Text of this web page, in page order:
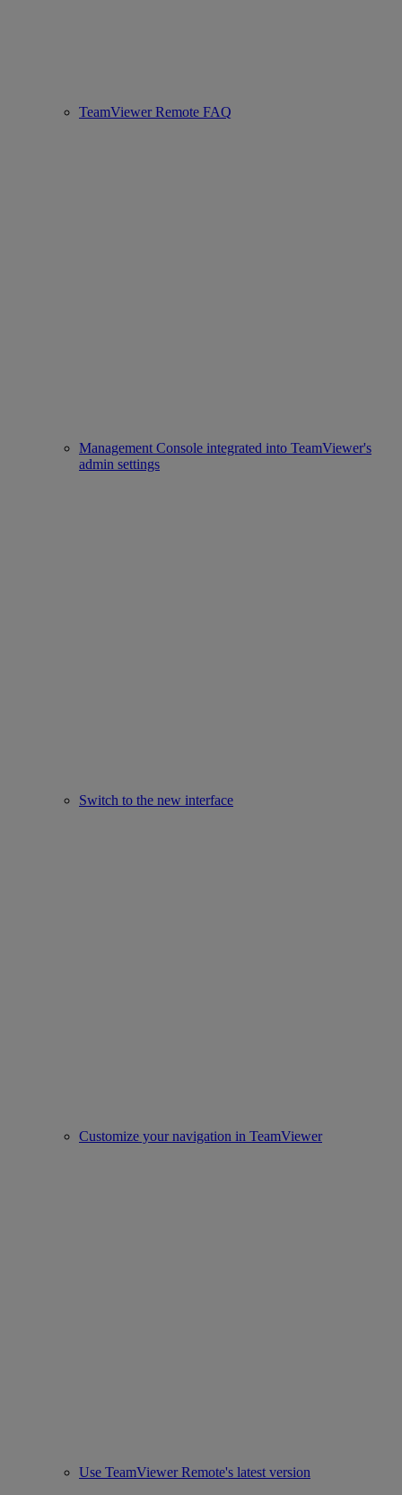
TeamViewer Remote FAQ
Management Console integrated into TeamViewer's
admin settings
Switch to the new interface
Customize your navigation in TeamViewer
Use TeamViewer Remote's latest version